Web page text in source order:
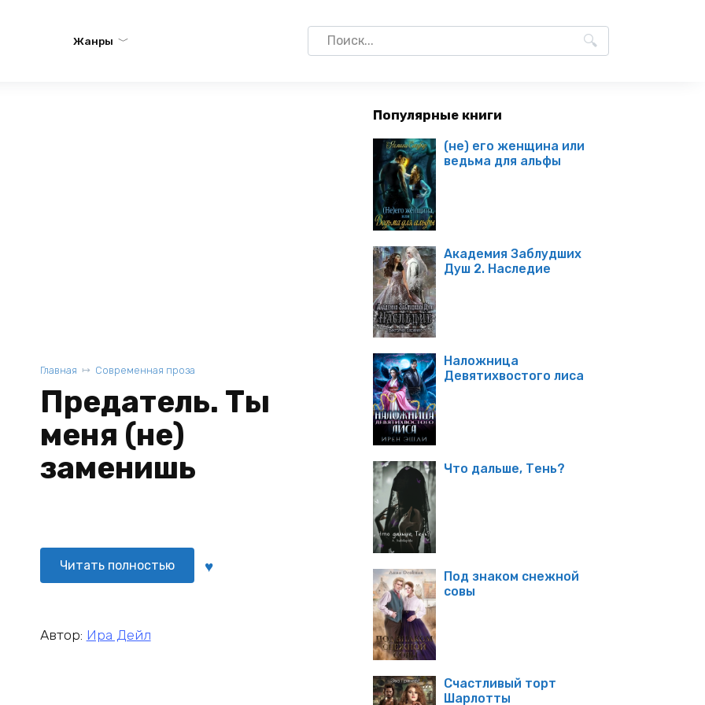
Жанры
Search
for:
Главная Современная проза
Предатель. Ты
меня (не)
заменишь
Читать полностью
Автор: Ира Дейл
Популярные книги
(не) его женщина или
ведьма для альфы
Академия Заблудших
Душ 2. Наследие
Наложница
Девятихвостого лиса
Что дальше, Тень?
Под знаком снежной
совы
Счастливый торт
Шарлотты